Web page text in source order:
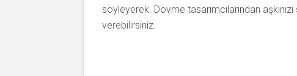
söyleyerek. Dövme tasarımcılarından
verebilirsiniz.